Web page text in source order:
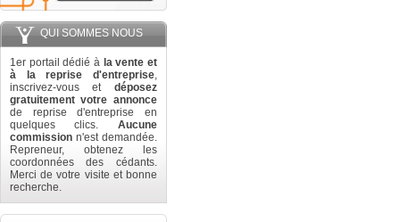
QUI SOMMES NOUS
1er portail dédié à la vente et
à la reprise d'entreprise,
inscrivez-vous et déposez
gratuitement votre annonce
de reprise d'entreprise en
quelques clics. Aucune
commission n'est demandée.
Repreneur, obtenez les
coordonnées des cédants.
Merci de votre visite et bonne
recherche.